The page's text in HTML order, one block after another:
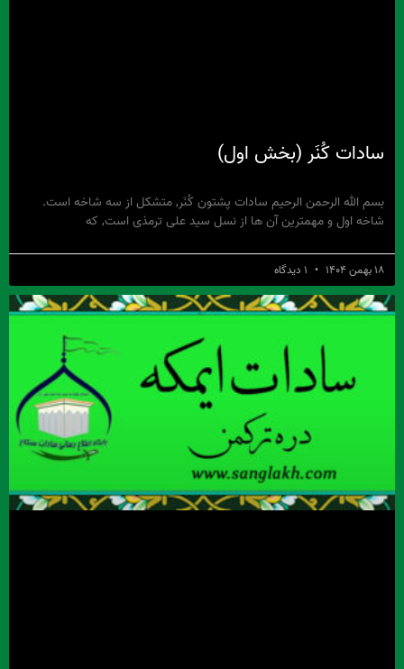
سادات کُنَر (بخش اول)
بسم الله الرحمن الرحیم سادات پشتون کُنَر, متشکل از سه شاخه است.
شاخه اول و مهمترین آن ها از نسل سید علی ترمذی است, که
۱۸ بهمن ۱۴۰۴